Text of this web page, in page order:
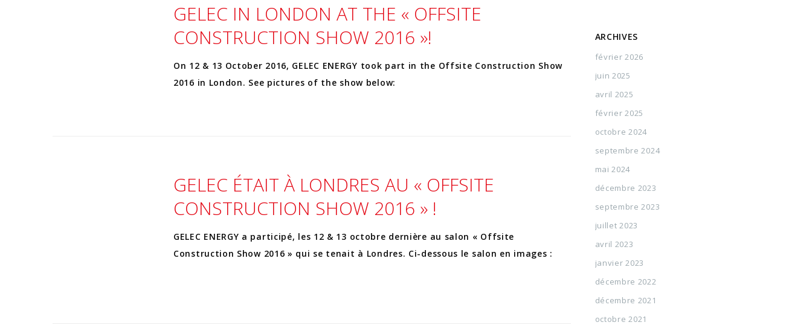
GELEC IN LONDON AT THE « OFFSITE
CONSTRUCTION SHOW 2016 »!
On 12 & 13 October 2016, GELEC ENERGY took part in the Offsite Construction Show
2016 in London. See pictures of the show below:
GELEC ÉTAIT À LONDRES AU « OFFSITE
CONSTRUCTION SHOW 2016 » !
GELEC ENERGY a participé, les 12 & 13 octobre dernière au salon « Offsite
Construction Show 2016 » qui se tenait à Londres. Ci-dessous le salon en images :
ARCHIVES
février 2026
juin 2025
avril 2025
février 2025
octobre 2024
septembre 2024
mai 2024
décembre 2023
septembre 2023
juillet 2023
avril 2023
janvier 2023
décembre 2022
décembre 2021
octobre 2021